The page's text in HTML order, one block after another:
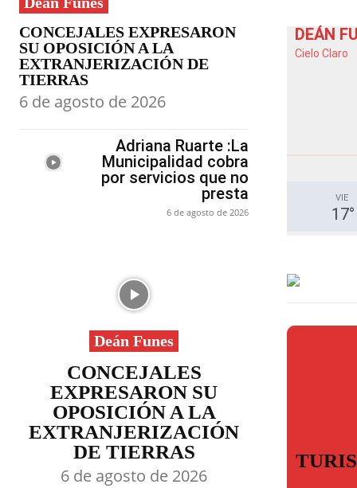
CONCEJALES EXPRESARON
SU OPOSICIÓN A LA
EXTRANJERIZACIÓN DE
TIERRAS
6 de agosto de 2026
Adriana Ruarte :La
Municipalidad cobra
por servicios que no
presta
6 de agosto de 2026
Deán Funes
CONCEJALES
EXPRESARON SU
OPOSICIÓN A LA
EXTRANJERIZACIÓN
DE TIERRAS
6 de agosto de 2026
DEÁN
Cielo Claro
VIE
17°